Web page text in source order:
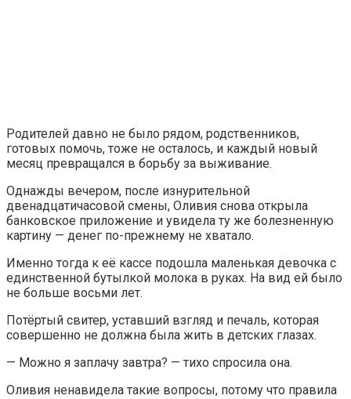
Родителей давно не было рядом, родственников,
готовых помочь, тоже не осталось, и каждый новый
месяц превращался в борьбу за выживание.
Однажды вечером, после изнурительной
двенадцатичасовой смены, Оливия снова открыла
банковское приложение и увидела ту же болезненную
картину — денег по-прежнему не хватало.
Именно тогда к её кассе подошла маленькая девочка с
единственной бутылкой молока в руках. На вид ей было
не больше восьми лет.
Потёртый свитер, уставший взгляд и печаль, которая
совершенно не должна была жить в детских глазах.
— Можно я заплачу завтра? — тихо спросила она.
Оливия ненавидела такие вопросы, потому что правила